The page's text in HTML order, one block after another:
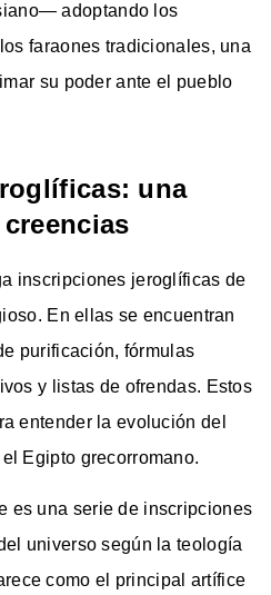
adoptando los
faraones tradicionales, una
su poder ante el pueblo
una
inscripciones jeroglíficas de
En ellas se encuentran
purificación, fórmulas
y listas de ofrendas. Estos
entender la evolución del
Egipto grecorromano.
es una serie de inscripciones
universo según la teología
como el principal artífice